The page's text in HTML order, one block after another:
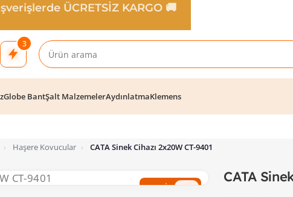
3
Globe BantŞalt MalzemelerAydınlatmaKlemens
› Haşere Kovucular › CATA Sinek Cihazı 2x20W CT-9401
%50 İndirim
CATA
ÜCRETSİZ KARGO 🚚